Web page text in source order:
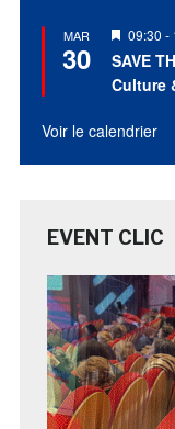
MAR
30
Mis
en
avant
09:30 -
SAVE
Culture
Voir le calendrier
EVENT CLIC